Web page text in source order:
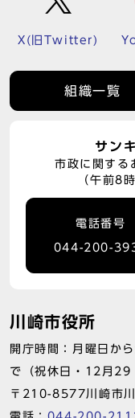
X(旧Twitter)
組織一覧
サン
市政に関する
（午前8
電話番号
044-200-
川崎市役所
開庁時間：月曜日か
で（祝休日・12月29
〒210-8577川崎市